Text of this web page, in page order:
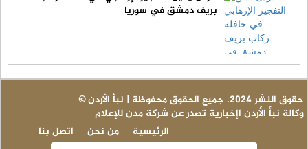
بريف دمشق في سوريا
© حقوق النشر 2024، جميع الحقوق محفوظة | نبأ الأردن
وكالة نبأ الأردن اإخبارية تصدر عن شركة مدن للإعلام
اتصل بنا
من نحن الرئيسية